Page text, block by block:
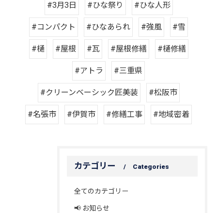
#3月3日 #ひな祭り #ひな人形
#コンパクト #ひなあられ #強風 #雪
#樋 #屋根 #瓦 #屋根修繕 #樋修繕
#アトラ #三重県
#クリーンベーシック匠美装 #松阪市
#名張市 #伊賀市 #修繕工事 #地域密着
カテゴリー Categories
全てのカテゴリー
📢 お知らせ